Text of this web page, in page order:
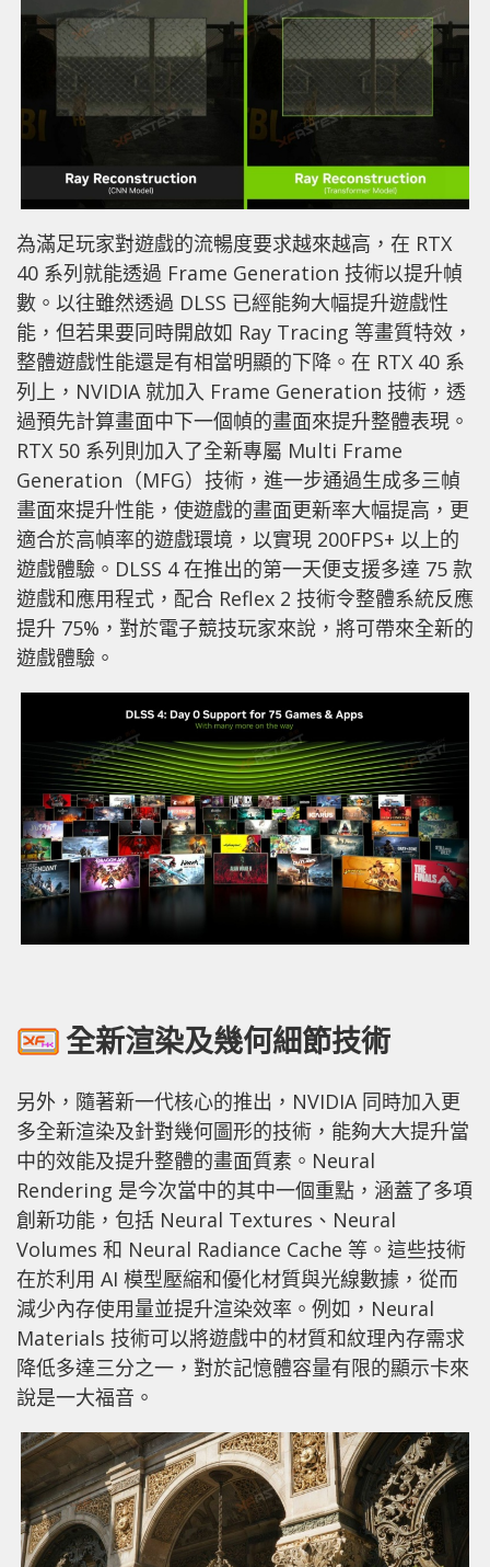
為滿足玩家對遊戲的流暢度要求越來越高，在 RTX
40 系列就能透過 Frame Generation 技術以提升幀
數。以往雖然透過 DLSS 已經能夠大幅提升遊戲性
能，但若果要同時開啟如 Ray Tracing 等畫質特效，
整體遊戲性能還是有相當明顯的下降。在 RTX 40 系
列上，NVIDIA 就加入 Frame Generation 技術，透
過預先計算畫面中下一個幀的畫面來提升整體表現。
RTX 50 系列則加入了全新專屬 Multi Frame
Generation（MFG）技術，進一步通過生成多三幀
畫面來提升性能，使遊戲的畫面更新率大幅提高，更
適合於高幀率的遊戲環境，以實現 200FPS+ 以上的
遊戲體驗。 DLSS 4 在推出的第一天便支援多達 75 款
遊戲和應用程式，配合 Reflex 2 技術令整體系統反應
提升 75%，對於電子競技玩家來說，將可帶來全新的
遊戲體驗。
全新渲染及幾何細節技術
另外，隨著新一代核心的推出，NVIDIA 同時加入更
多全新渲染及針對幾何圖形的技術，能夠大大提升當
中的效能及提升整體的畫面質素。Neural
Rendering 是今次當中的其中一個重點，涵蓋了多項
創新功能，包括 Neural Textures、Neural
Volumes 和 Neural Radiance Cache 等。這些技術
在於利用 AI 模型壓縮和優化材質與光線數據，從而
減少內存使用量並提升渲染效率。例如，Neural
Materials 技術可以將遊戲中的材質和紋理內存需求
降低多達三分之一，對於記憶體容量有限的顯示卡來
說是一大福音。